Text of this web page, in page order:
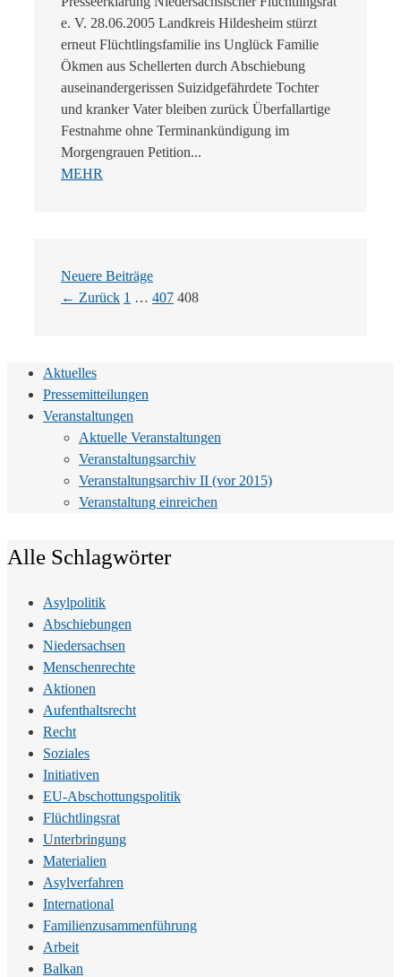
e. V. 28.06.2005 Landkreis Hildesheim stürzt
erneut Flüchtlingsfamilie ins Unglück Familie
Ökmen aus Schellerten durch Abschiebung
auseinandergerissen Suizidgefährdete Tochter
und kranker Vater bleiben zurück Überfallartige
Festnahme ohne Terminankündigung im
Morgengrauen Petition...
MEHR
Neuere Beiträge
← Zurück Seite
1 … Seite
407 Seite
408
Aktuelles
Pressemitteilungen
Veranstaltungen
Aktuelle Veranstaltungen
Veranstaltungsarchiv
Veranstaltungsarchiv II (vor 2015)
Veranstaltung einreichen
Alle Schlagwörter
Asylpolitik
Abschiebungen
Niedersachsen
Menschenrechte
Aktionen
Aufenthaltsrecht
Recht
Soziales
Initiativen
EU-Abschottungspolitik
Flüchtlingsrat
Unterbringung
Materialien
Asylverfahren
International
Familienzusammenführung
Arbeit
Balkan